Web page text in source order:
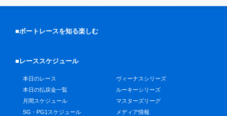
■ボートレースを知る楽しむ
■レーススケジュール
本日のレース
本日の払戻金一覧
月間スケジュール
SG・PG1スケジュール
ヴィーナスシリーズ
ルーキーシリーズ
マスターズリーグ
メディア情報